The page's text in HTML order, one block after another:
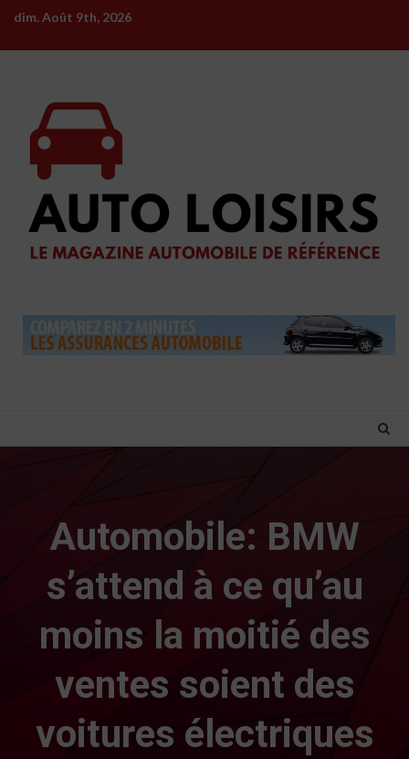
Skip
content
dim. Août 9th, 2026
Automobile: BMW
s’attend à ce qu’au
moins la moitié des
ventes soient des
voitures électriques